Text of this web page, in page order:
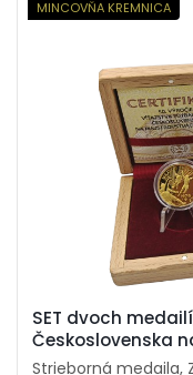
SET dvoch
Československa
Strieborná medaila,
MINCOVŇA KREMNICA